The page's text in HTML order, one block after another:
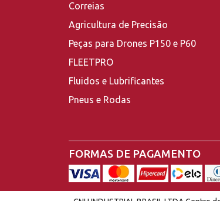
Correias
Agricultura de Precisão
Peças para Drones P150 e P60
FLEETPRO
Fluidos e Lubrificantes
Pneus e Rodas
FORMAS DE PAGAMENTO